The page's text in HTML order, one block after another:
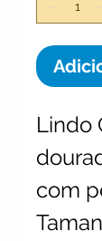
Lindo
com